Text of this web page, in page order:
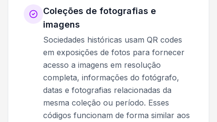
Coleções de fotografias e
imagens
Sociedades históricas usam QR codes
em exposições de fotos para fornecer
acesso a imagens em resolução
completa, informações do fotógrafo,
datas e fotografias relacionadas da
mesma coleção ou período. Esses
códigos funcionam de forma similar aos